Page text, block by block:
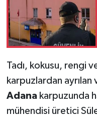
Tadı, kokusu, rengi
karpuzlardan ayrılan
Adanakarpuzunda
mühendisi üretici